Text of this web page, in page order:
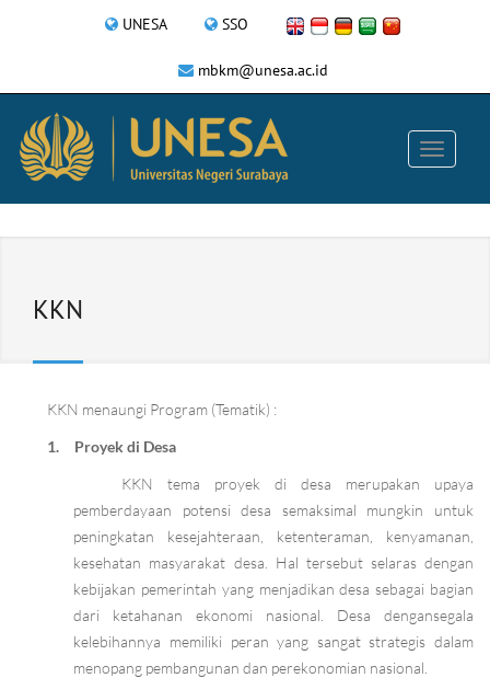
UNESA SSO
mbkm@unesa.ac.id
KKN
KKN menaungi Program (Tematik) :
1.
Proyek di Desa
KKN tema proyek di desa merupakan upaya
pemberdayaan potensi desa semaksimal mungkin untuk
peningkatan kesejahteraan, ketenteraman, kenyamanan,
kesehatan masyarakat desa. Hal tersebut selaras dengan
kebijakan pemerintah yang menjadikan desa sebagai bagian
dari ketahanan ekonomi nasional. Desa dengansegala
kelebihannya memiliki peran yang sangat strategis dalam
menopang pembangunan dan perekonomian nasional.